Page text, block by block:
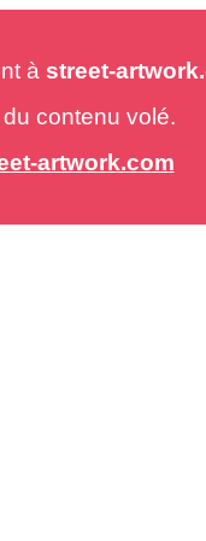
à street-
contenu volé.
artwork.com